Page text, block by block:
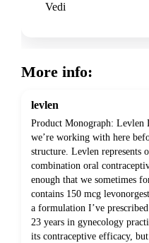
Vedi
More info:
levlen
Product Monograph: Levlen
we’re working with here
structure. Levlen represents
combination oral
enough that we sometimes
contains 150 mcg
a formulation I’ve
23 years in gynecology
its contraceptive efficacy,